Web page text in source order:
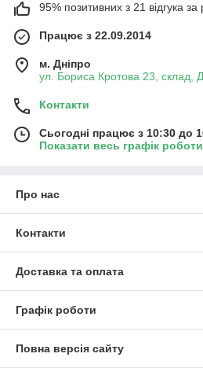
95% позитивних з 21 відгука за
Працює з 22.09.2014
м. Дніпро
ул. Бориса Кротова 23, склад,
Контакти
Сьогодні працює з 10:30 до
Показати весь графік роботи
Про нас
Контакти
Доставка та оплата
Графік роботи
Повна версія сайту